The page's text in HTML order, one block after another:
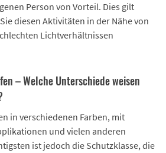
Person von Vorteil. Dies gilt
diesen Aktivitäten in der Nähe von
Lichtverhältnissen
– Welche Unterschiede weisen
in verschiedenen Farben, mit
und vielen anderen
ist jedoch die Schutzklasse, die